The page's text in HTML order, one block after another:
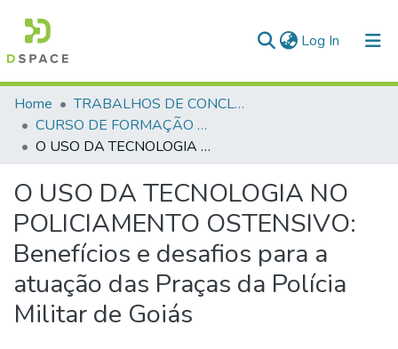
Log In (current)
Communities & Collections
All of DSpace
Home
TRABALHOS DE CONCLUSÃO DE CURSO - CFP (CURSO DE FORMAÇÃO DE PRAÇAS)
CURSO DE FORMAÇÃO DE PRAÇAS - CFP- 2025 - 2ª Turma
O USO DA TECNOLOGIA NO POLICIAMENTO OSTENSIVO: Benefícios e desafios para a atuação das Praças da Polícia Militar de Goiás
O USO DA TECNOLOGIA NO
POLICIAMENTO OSTENSIVO:
Benefícios e desafios para a
atuação das Praças da Polícia
Militar de Goiás